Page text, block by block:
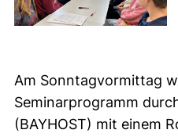
Am Sonntagvormittag
Seminarprogramm
(BAYHOST) mit einem